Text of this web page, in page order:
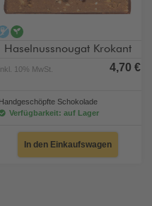
alkoholfrei
Haselnussnougat Krokant
inkl. 10% MwSt. 4,70 €
Handgeschöpfte Schokolade
Verfügbarkeit: auf Lager
In den Einkaufswagen